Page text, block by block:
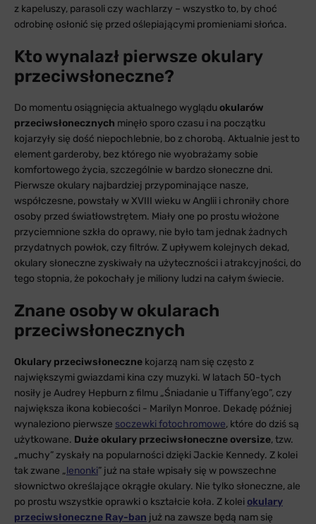
z kapeluszy, parasoli czy wachlarzy – wszystko to, by choć
odrobinę osłonić się przed oślepiającymi promieniami słońca.
Kto wynalazł pierwsze okulary
przeciwsłoneczne?
Do momentu osiągnięcia aktualnego wygląduokularów
przeciwsłonecznych minęło sporo czasu i na początku
kojarzyły się dość niepochlebnie, bo z chorobą. Aktualnie jest to
element garderoby, bez którego nie wyobrażamy sobie
komfortowego życia, szczególnie w bardzo słoneczne dni.
Pierwsze okulary najbardziej przypominające nasze,
współczesne, powstały w XVIII wieku w Anglii i chroniły chore
osoby przed światłowstrętem. Miały one po prostu włożone
przyciemnione szkła do oprawy, nie było tam jednak żadnych
przydatnych powłok, czy filtrów. Z upływem kolejnych dekad,
okulary słoneczne zyskiwały na użyteczności i atrakcyjności, do
tego stopnia, że pokochały je miliony ludzi na całym świecie.
Znane osoby w okularach
przeciwsłonecznych
Okulary przeciwsłoneczne kojarzą nam się często z
największymi gwiazdami kina czy muzyki. W latach 50-tych
nosiły je Audrey Hepburn z filmu „Śniadanie u Tiffany’ego”, czy
największa ikona kobiecości - Marilyn Monroe. Dekadę później
wynaleziono pierwsze soczewki fotochromowe, które do dziś są
użytkowane. Duże okulary przeciwsłoneczne oversize, tzw.
„muchy” zyskały na popularności dzięki Jackie Kennedy. Z kolei
tak zwane „lenonki” już na stałe wpisały się w powszechne
słownictwo określające okrągłe okulary. Nie tylko słoneczne, ale
po prostu wszystkie oprawki o kształcie koła. Z koleiokulary
przeciwsłoneczne Ray-ban już na zawsze będą nam się